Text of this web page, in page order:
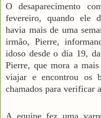
O desaparecimento
fevereiro, quando ele
havia mais de uma
irmão, Pierre,
idoso desde o dia 19,
Pierre, que mora a
viajar e encontrou os
chamados para verificar
A equipe fez uma